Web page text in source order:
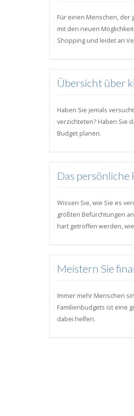
Für einen Menschen, der
mit den neuen
Shopping und leidet an
Übersicht über
Haben Sie jemals
verzichteten? Haben Sie
Budget planen.
Das
Wissen Sie, wie Sie es
größten Befürchtungen
hart getroffen werden,
Meistern Sie
Immer mehr Menschen
Familienbudgets ist eine
dabei helfen.